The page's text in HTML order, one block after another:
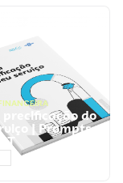
precificação do
| Prompts